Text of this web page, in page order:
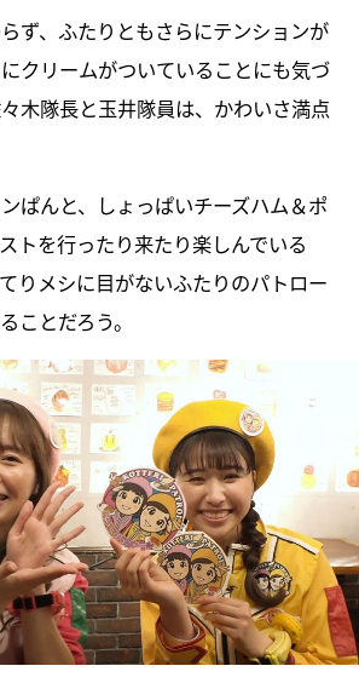
ず、ふたりともさらにテンションが
クリームがついていることにも気づ
木隊長と玉井隊員は、かわいさ満点
ぱんと、しょっぱいチーズハム＆ポ
トを行ったり来たり楽しんでいる
りメシに目がないふたりのパトロー
ことだろう。